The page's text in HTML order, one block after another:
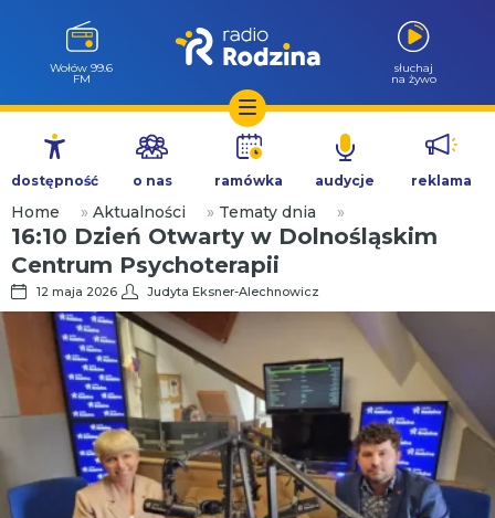
Przejdź
treści
Milicz 88.5
FM
słuchaj
na żywo
dostępność o nas ramówka audycje reklama
Home » Aktualności » Tematy dnia »
16:10 Dzień Otwarty w Dolnośląskim
Centrum Psychoterapii
12 maja 2026 Judyta Eksner-Alechnowicz